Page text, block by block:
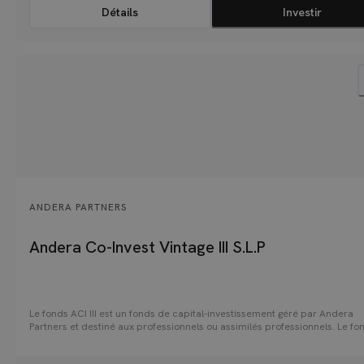
Détails Investir
ANDERA PARTNERS
Andera Co-Invest Vintage III S.L.P
Le fonds ACI III est un fonds de capital-investissement géré par Andera
Partners et destiné aux professionnels ou assimilés professionnels. Le